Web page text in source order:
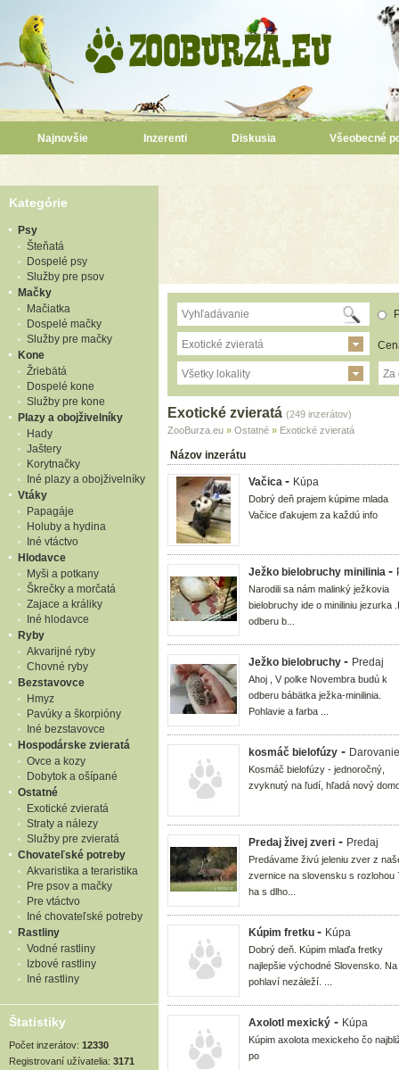
Najnovšie Inzerenti Diskusia Všeobecné
Kategórie
Psy
Šteňatá
Dospelé psy
Služby pre psov
Mačky
Mačiatka
Dospelé mačky
Služby pre mačky
Kone
Žriebätá
Dospelé kone
Služby pre kone
Plazy a obojživelníky
Hady
Jaštery
Korytnačky
Iné plazy a obojživelníky
Vtáky
Papagáje
Holuby a hydina
Iné vtáctvo
Hlodavce
Myši a potkany
Škrečky a morčatá
Zajace a králiky
Iné hlodavce
Ryby
Akvarijné ryby
Chovné ryby
Bezstavovce
Hmyz
Pavúky a škorpióny
Iné bezstavovce
Hospodárske zvieratá
Ovce a kozy
Dobytok a ošípané
Ostatné
Exotické zvieratá
Straty a nálezy
Služby pre zvieratá
Chovateľské potreby
Akvaristika a teraristika
Pre psov a mačky
Pre vtáctvo
Iné chovateľské potreby
Rastliny
Vodné rastliny
Izbové rastliny
Iné rastliny
Štatistiky
Počet inzerátov: 12330
Registrovaní užívatelia: 3171
Exotické zvieratá
Všetky lokality Za
Exotické zvieratá (249 inzerátov)
ZooBurza.eu » Ostatné » Exotické zvieratá
Názov inzerátu
Vačica - Kúpa
Dobrý deň prajem kúpime mlada
Vačice ďakujem za každú info
Ježko bielobruchy minilinia -
Narodili sa nám malinký ježkovia
bielobruchy ide o miniliniu jezurka
odberu b...
Ježko bielobruchy - Predaj
Ahoj , V polke Novembra budú k
odberu bábätka ježka-minilinia.
Pohlavie a farba ...
kosmáč bielofúzy - Darovanie
Kosmáč bielofúzy - jednoročný,
zvyknutý na ľudí, hľadá nový
Predaj živej zveri - Predaj
Predávame živú jeleniu zver z
zvernice na slovensku s rozlohou
ha s dlho...
Kúpim fretku - Kúpa
Dobrý deň. Kúpim mlaďa fretky
najlepšie východné Slovensko. Na
pohlaví nezáleží. ...
Axolotl mexický - Kúpa
Kúpim axolota mexickeho čo
po